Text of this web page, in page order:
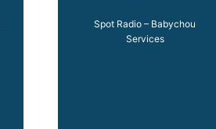
Spot Radio – Babychou
Services